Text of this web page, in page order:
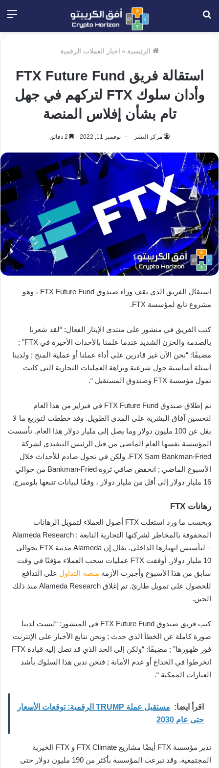
الرئيسية » اخبار العملات الرقمية
استقالة فريق FTX Future Fund
وأدان سلوك FTX لتركهم في جهل
تام بشأن إفلاس المنصة
مركز النشر نوفمبر 11, 2022
استقال الفريق الذي يقف وراء صندوق FTX Future Fund ، وهو
مشروع تابع لمؤسسة FTX.
كتب الفريق في منشور على منتدى الإيثار الفعال: “لقد شعرنا
بالصدمة والحزن الشديد عندما علمنا بالأحداث الأخيرة في FTX” ;
مضيفًا: “نحن الآن غير قادرين على أداء عملنا أو عملية المنح ; ولدينا
أسئلة أساسية حول شرعية ونزاهة العمليات التجارية التي كانت
تمول مؤسسة FTX وصندوق المستقبل “.
تم إطلاق صندوق FTX Future Fund في فبراير من هذا العام
لتحسين آفاق البشرية على المدى الطويل. وقد خططت لتوزيع ما لا
يقل عن 100 مليون دولار وما يصل إلى مليار دولار هذا العام. تأسست
المؤسسة نفسها العام الماضي من قبل الرئيس التنفيذي لشركة
FTX Sam Bankman-Fried. ولكن في تحول صادم للأحداث خلال
الأسبوع الماضي ; انخفض صافي ثروة Bankman-Fried من حوالي
16 مليار دولار إلى أقل من مليار دولار ، وفقًا لبيانات تتبعها بلومبرج.
رهانات FTX
وبحسب ما ورد استغلت FTX أصول العملاء لتمويل الرهانات
المحفوفة بالمخاطر لشركتها التجارية التابعة ; Alameda Research
– لتأسيس انهيارها الداخلي. يقال إن Alameda مدينة FTX بحوالي
10 مليار دولار. أوقفت FTX عمليات سحب العملاء مؤقتًا في وقت
سابق من هذا الأسبوع وأجبرت الأزمة منصة التداول على التدافع
للحصول على تمويل طارئ. تم إغلاق Alameda Research منذ ذلك
الحين.
كتب فريق صندوق FTX Future Fund في المنشور: “ليست لدينا
صورة كاملة عن الخطأ الذي حدث ; ونحن نتابع الأخبار على الإنترنت
فور ظهورها” ; مضيفًا: “ولكن إلى الحد الذي قد تصل إليه قيادة FTX
انخرطوا في الخداع أو عدم الأمانة ; فنحن ندين هذا السلوك بأشد
العبارات الممكنة “.
اقرأ ايضا:
مستقبل عملة TRUMP الرقمية: توقعات الأسعار
حتى عام 2030
تدير مؤسسة FTX أيضًا مشاريع FTX Climate و FTX الخيرية
المجتمعية. وقد تبرعت المؤسسة بأكثر من 190 مليون دولار حتى